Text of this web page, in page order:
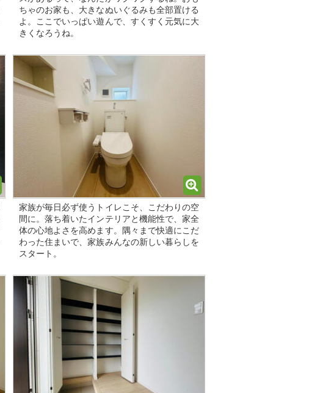
ちゃのお家も、大きなぬいぐるみも全部置ける
よ。ここでいっぱい遊んで、すくすく元気に大
きくなろうね。
家族が毎日必ず使うトイレこそ、こだわりの空
間に。落ち着いたインテリアと機能性で、家全
体の心地よさを高めます。隅々まで快適にこだ
わった住まいで、家族みんなの新しい暮らしを
スタート。